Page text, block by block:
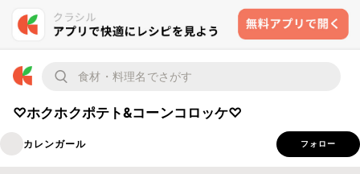
♡ホクホクポテト&コーンコロッケ♡
カレンガール フォロー